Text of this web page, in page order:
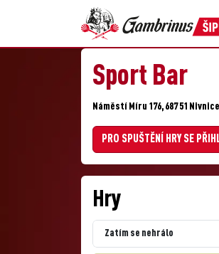
Sport Bar
Náměstí Míru 176, 687 51 Nivnice
PRO SPUŠTĚNÍ HRY SE
Hry
Zatím se nehrálo